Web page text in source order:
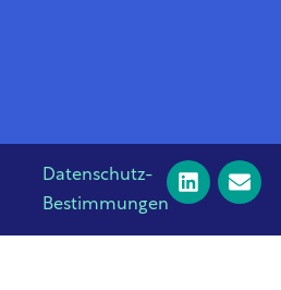
Datenschutz-
Bestimmungen